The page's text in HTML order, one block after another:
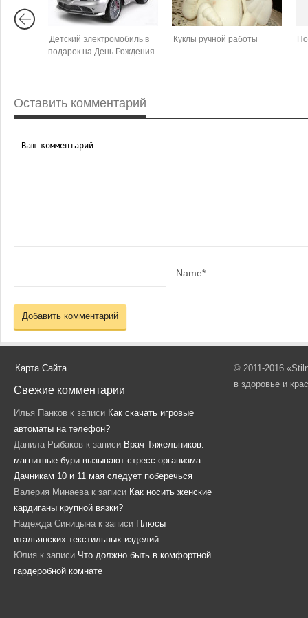
Детский электромобиль в
подарок на День Рождения
Куклы ручной работы
Оставить комментарий
Name*
Карта Сайта
Свежие комментарии
Илья Панков к записи Как скачать игровые
автоматы на телефон?
Данила Рыбаков к записи Врач Тяжельников:
магнитные бури вызывают стресс организма.
Дачникам 10 и 11 мая следует поберечься
Валерия Минаева к записи Как носить женские
кардиганы крупной вязки?
Надежда Синицына к записи Плюсы
итальянских текстильных изделий
Юлия к записи Что должно быть в комфортной
гардеробной комнате
© 2011-2016
в здоровье и